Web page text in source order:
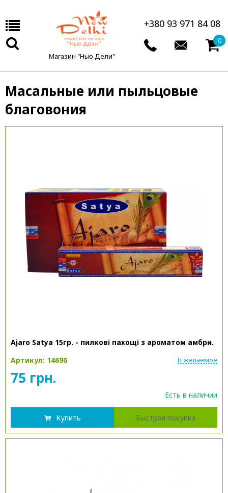
Магазин "Нью Дели"
+380 93 971 84 08
0
Масальные или пыльцовые
благовония
Ajaro Satya 15гр. - пилкові пахощі з ароматом амбри.
Артикул: 14696
В желаемое
75 грн.
Есть в наличии
Купить Быстрая покупка